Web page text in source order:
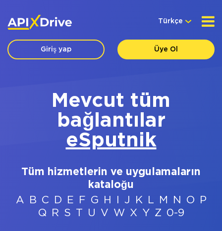
Türkçe
Giriş yap Üye Ol
Mevcut tüm
bağlantılar
eSputnik
Tüm hizmetlerin ve uygulamaların
kataloğu
A
B C D E F G H J K L M N O
P
Q
R S U V W X Y Z 0-9